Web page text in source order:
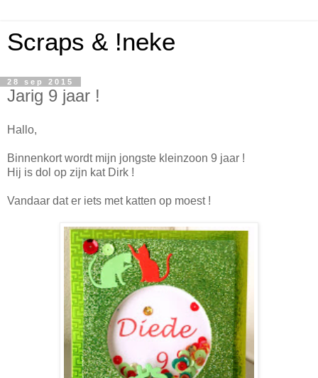
Scraps & !neke
28 sep 2015
Jarig 9 jaar !
Hallo,
Binnenkort wordt mijn jongste kleinzoon 9 jaar !
Hij is dol op zijn kat Dirk !
Vandaar dat er iets met katten op moest !